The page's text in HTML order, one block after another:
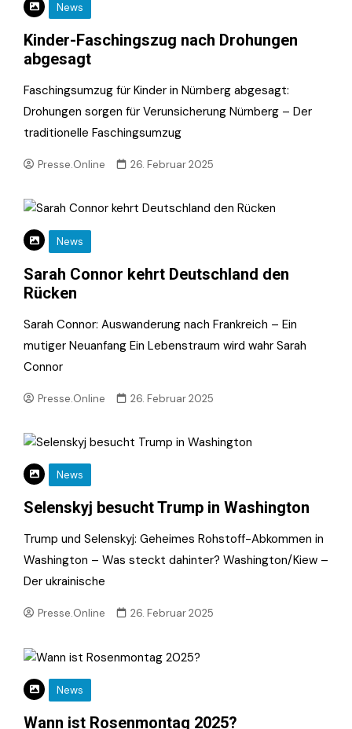
News
Kinder-Faschingszug nach Drohungen
abgesagt
Faschingsumzug für Kinder in Nürnberg abgesagt:
Drohungen sorgen für Verunsicherung Nürnberg – Der
traditionelle Faschingsumzug
Presse.Online 26. Februar 2025
News
Sarah Connor kehrt Deutschland den
Rücken
Sarah Connor: Auswanderung nach Frankreich – Ein
mutiger Neuanfang Ein Lebenstraum wird wahr Sarah
Connor
Presse.Online 26. Februar 2025
News
Selenskyj besucht Trump in Washington
Trump und Selenskyj: Geheimes Rohstoff-Abkommen in
Washington – Was steckt dahinter? Washington/Kiew –
Der ukrainische
Presse.Online 26. Februar 2025
News
Wann ist Rosenmontag 2025?